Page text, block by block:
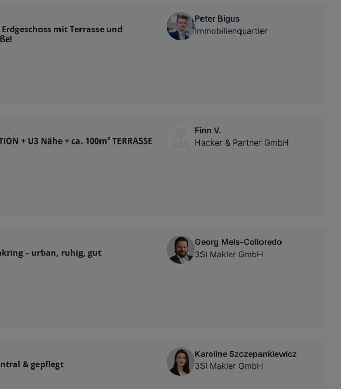
mit Terrasse und
Peter Bigus
Immobilienquartier
+ U3 Nähe + ca. 100m² TERRASSE
Finn V.
Hacker & Partner GmbH
– urban, ruhig, gut
Georg Mels-Colloredo
3SI Makler GmbH
& gepflegt
Karoline Szczepankiewicz
3SI Makler GmbH